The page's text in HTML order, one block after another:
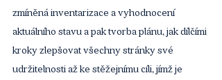
zmíněná inventarizace a vyhodnocení
aktuálního stavu a pak tvorba plánu, jak dílčími
kroky zlepšovat všechny stránky své
udržitelnosti až ke stěžejnímu cíli, jímž je